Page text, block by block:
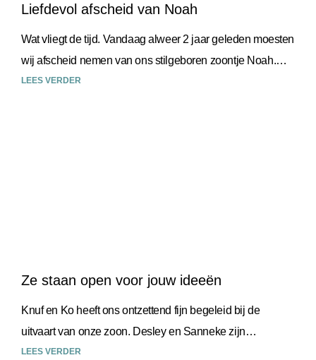
Liefdevol afscheid van Noah
Wat vliegt de tijd. Vandaag alweer 2 jaar geleden moesten
wij afscheid nemen van ons stilgeboren zoontje Noah.
Wat zo mooi begon, eindigde heel snel
LEES VERDER
Ze staan open voor jouw ideeën
Knuf en Ko heeft ons ontzettend fijn begeleid bij de
uitvaart van onze zoon. Desley en Sanneke zijn
professioneel, kundig en empathisch. Ze staan open
LEES VERDER